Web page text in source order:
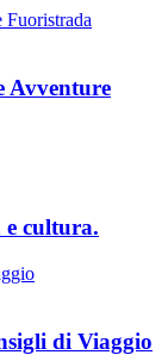
Avventure
cultura.
di Viaggio